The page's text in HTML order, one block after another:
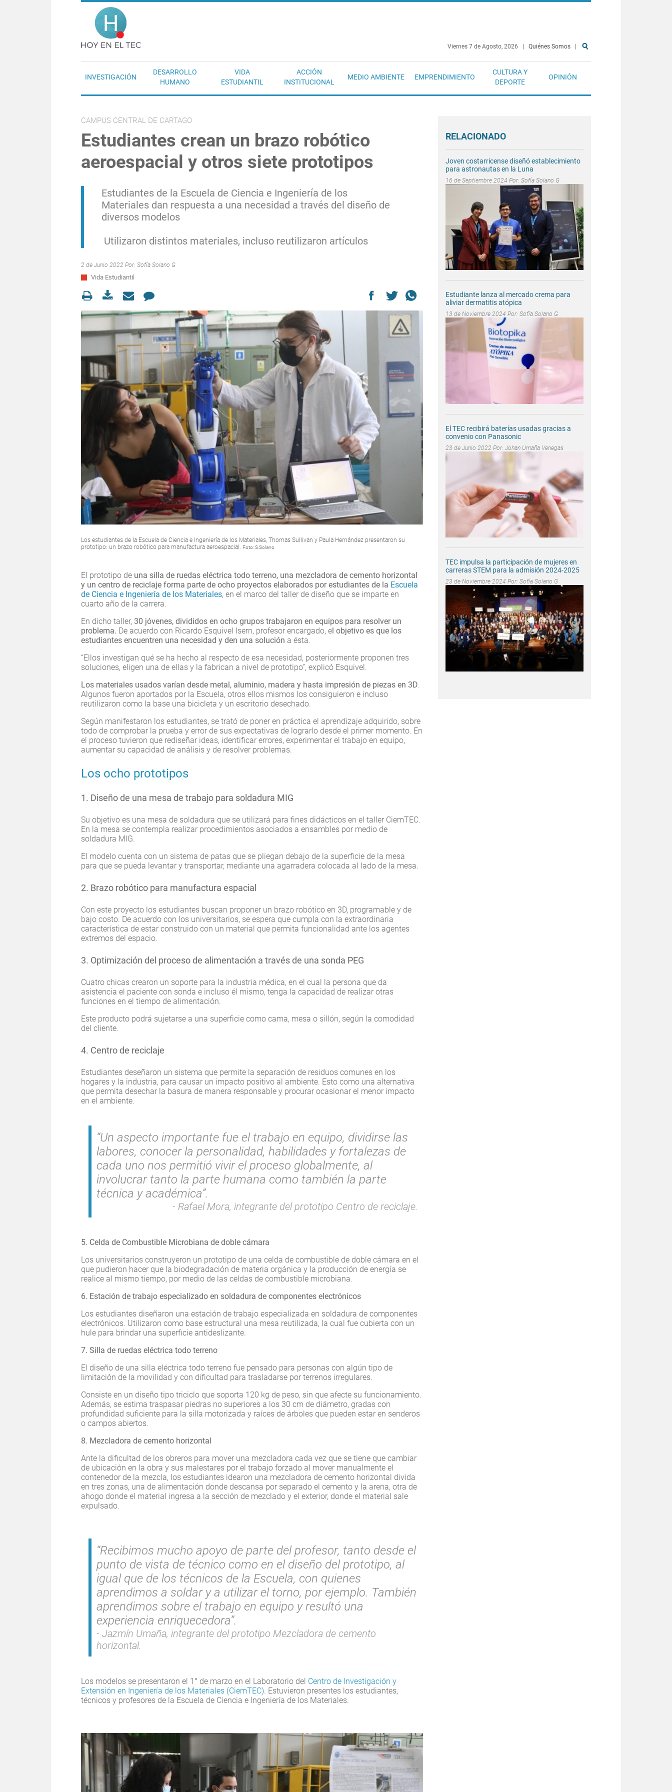
Pasar al contenido principal
Viernes 7 de Agosto, 2026 Quiénes Somos
INVESTIGACIÓN
DESARROLLO
HUMANO
VIDA
ESTUDIANTIL
ACCIÓN
INSTITUCIONAL
MEDIO AMBIENTE EMPRENDIMIENTO
CULTURA Y
DEPORTE
OPINIÓN
CAMPUS CENTRAL DE CARTAGO
Estudiantes crean un brazo robótico
aeroespacial y otros siete prototipos
Estudiantes de la Escuela de Ciencia e Ingeniería de los
Materiales dan respuesta a una necesidad a través del diseño de
diversos modelos
Utilizaron distintos materiales, incluso reutilizaron artículos
2 de Junio 2022 Por: Sofía Solano G
Vida Estudiantil
Los estudiantes de la Escuela de Ciencia e Ingeniería de los Materiales, Thomas Sullivan y Paula Hernández presentaron su
prototipo: un brazo robótico para manufactura aeroespacial. Foto: S.Solano
El prototipo de una silla de ruedas eléctrica todo terreno, una mezcladora de cemento horizontal
y un centro de reciclaje forma parte de ocho proyectos elaborados por estudiantes de la Escuela
de Ciencia e Ingeniería de los Materiales, en el marco del taller de diseño que se imparte en
cuarto año de la carrera.
En dicho taller, 30 jóvenes, divididos en ocho grupos trabajaron en equipos para resolver un
problema. De acuerdo con Ricardo Esquivel Isern, profesor encargado, e l objetivo es que los
estudiantes encuentren una necesidad y den una solución a ésta.
“Ellos investigan qué se ha hecho al respecto de esa necesidad, posteriormente proponen tres
soluciones, eligen una de ellas y la fabrican a nivel de prototipo”, explicó Esquivel.
Los materiales usados varían desde metal, aluminio, madera y hasta impresión de piezas en 3D.
Algunos fueron aportados por la Escuela, otros ellos mismos los consiguieron e incluso
reutilizaron como la base una bicicleta y un escritorio desechado.
Según manifestaron los estudiantes, se trató de poner en práctica el aprendizaje adquirido, sobre
todo de comprobar la prueba y error de sus expectativas de lograrlo desde el primer momento. En
el proceso tuvieron que rediseñar ideas, identificar errores, experimentar el trabajo en equipo,
aumentar su capacidad de análisis y de resolver problemas.
Los ocho prototipos
1. Diseño de una mesa de trabajo para soldadura MIG
Su objetivo es una mesa de soldadura que se utilizará para fines didácticos en el taller CiemTEC.
En la mesa se contempla realizar procedimientos asociados a ensambles por medio de
soldadura MIG.
El modelo cuenta con un sistema de patas que se pliegan debajo de la superficie de la mesa
para que se pueda levantar y transportar, mediante una agarradera colocada al lado de la mesa.
2. Brazo robótico para manufactura espacial
Con este proyecto los estudiantes buscan proponer un brazo robótico en 3D, programable y de
bajo costo. De acuerdo con los universitarios, se espera que cumpla con la extraordinaria
característica de estar construido con un material que permita funcionalidad ante los agentes
extremos del espacio.
3. Optimización del proceso de alimentación a través de una sonda PEG
Cuatro chicas crearon un soporte para la industria médica, en el cual la persona que da
asistencia el paciente con sonda e incluso él mismo, tenga la capacidad de realizar otras
funciones en el tiempo de alimentación.
Este producto podrá sujetarse a una superficie como cama, mesa o sillón, según la comodidad
del cliente.
4. Centro de reciclaje
Estudiantes deseñaron un sistema que permite la separación de residuos comunes en los
hogares y la industria, para causar un impacto positivo al ambiente. Esto como una alternativa
que permita desechar la basura de manera responsable y procurar ocasionar el menor impacto
en el ambiente.
“Un aspecto importante fue el trabajo en equipo, dividirse las
labores, conocer la personalidad, habilidades y fortalezas de
cada uno nos permitió vivir el proceso globalmente, al
involucrar tanto la parte humana como también la parte
técnica y académica”.
Rafael Mora, integrante del prototipo Centro de reciclaje.
5. Celda de Combustible Microbiana de doble cámara
Los universitarios construyeron un prototipo de una celda de combustible de doble cámara en el
que pudieron hacer que la biodegradación de materia orgánica y la producción de energía se
realice al mismo tiempo, por medio de las celdas de combustible microbiana.
6. Estación de trabajo especializado en soldadura de componentes electrónicos
Los estudiantes diseñaron una estación de trabajo especializada en soldadura de componentes
electrónicos. Utilizaron como base estructural una mesa reutilizada, la cual fue cubierta con un
hule para brindar una superficie antideslizante.
7. Silla de ruedas eléctrica todo terreno
El diseño de una silla eléctrica todo terreno fue pensado para personas con algún tipo de
limitación de la movilidad y con dificultad para trasladarse por terrenos irregulares.
Consiste en un diseño tipo triciclo que soporta 120 kg de peso, sin que afecte su funcionamiento.
Además, se estima traspasar piedras no superiores a los 30 cm de diámetro, gradas con
profundidad suficiente para la silla motorizada y raíces de árboles que pueden estar en senderos
o campos abiertos.
8. Mezcladora de cemento horizontal
Ante la dificultad de los obreros para mover una mezcladora cada vez que se tiene que cambiar
de ubicación en la obra y sus malestares por el trabajo forzado al mover manualmente el
contenedor de la mezcla, los estudiantes idearon una mezcladora de cemento horizontal divida
en tres zonas, una de alimentación donde descansa por separado el cemento y la arena, otra de
ahogo donde el material ingresa a la sección de mezclado y el exterior, donde el material sale
expulsado.
“Recibimos mucho apoyo de parte del profesor, tanto desde el
punto de vista de técnico como en el diseño del prototipo, al
igual que de los técnicos de la Escuela, con quienes
aprendimos a soldar y a utilizar el torno, por ejemplo. También
aprendimos sobre el trabajo en equipo y resultó una
experiencia enriquecedora”.
Jazmín Umaña, integrante del prototipo Mezcladora de cemento
horizontal.
Los modelos se presentaron el 1° de marzo en el Laboratorio del Centro de Investigación y
Extensión en Ingeniería de los Materiales (CiemTEC). Estuvieron presentes los estudiantes,
técnicos y profesores de la Escuela de Ciencia e Ingeniería de los Materiales.
RELACIONADO
Joven costarricense diseñó establecimiento
para astronautas en la Luna
16 de Septiembre 2024 Por: Sofía Solano G
Estudiante lanza al mercado crema para
aliviar dermatitis atópica
13 de Noviembre 2024 Por: Sofía Solano G
El TEC recibirá baterías usadas gracias a
convenio con Panasonic
23 de Junio 2022 Por: Johan Umaña Venegas
TEC impulsa la participación de mujeres en
carreras STEM para la admisión 2024-2025
23 de Noviembre 2024 Por: Sofía Solano G